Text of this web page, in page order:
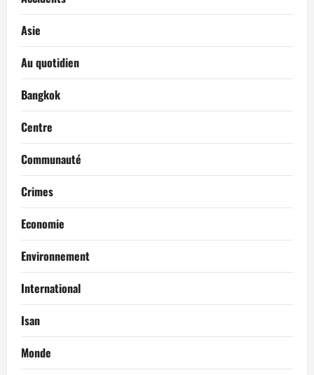
Asie
Au quotidien
Bangkok
Centre
Communauté
Crimes
Economie
Environnement
International
Isan
Monde